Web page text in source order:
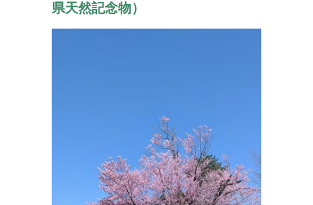
県天然記念物）